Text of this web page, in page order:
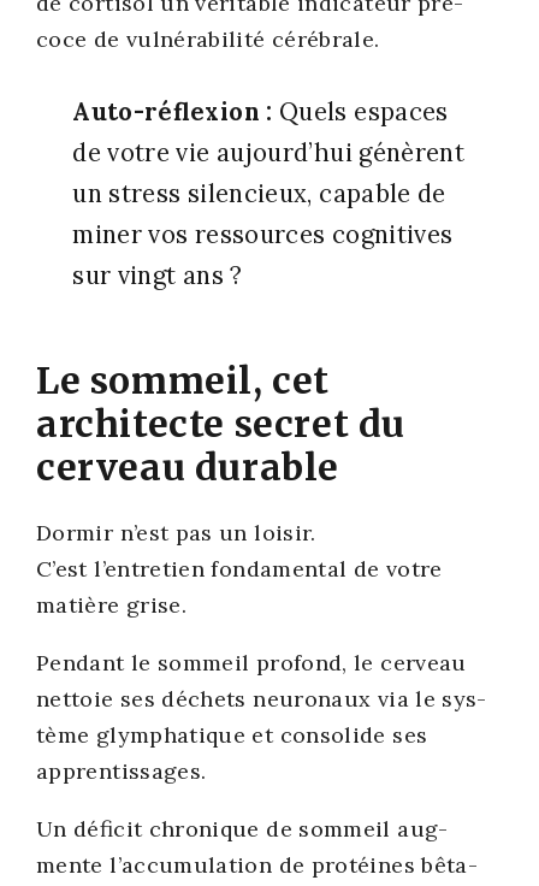
coce de vul­né­ra­bi­li­té céré­brale.
Auto-réflexion : Quels espaces
de votre vie aujourd’­hui génèrent
un stress silen­cieux, capable de
miner vos res­sources cog­ni­tives
sur vingt ans ?
Le sommeil, cet
architecte secret du
cerveau durable
Dor­mir n’est pas un loi­sir.
C’est l’entretien fon­da­men­tal de votre
matière grise.
Pen­dant le som­meil pro­fond, le cer­veau
net­toie ses déchets neu­ro­naux via le sys­
tème glym­pha­tique et conso­lide ses
appren­tis­sages.
Un défi­cit chro­nique de som­meil aug­
mente l’ac­cu­mu­la­tion de pro­téines bêta-